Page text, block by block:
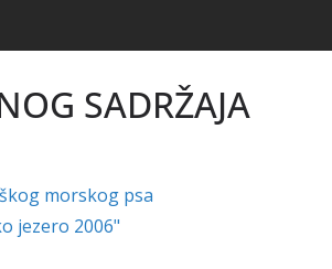
SADRŽAJA
morskog psa
jezero 2006"